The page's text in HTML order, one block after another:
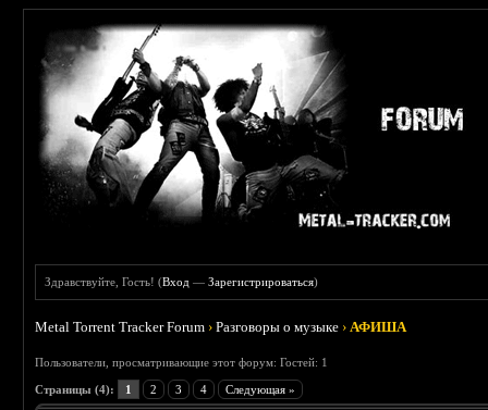
Здравствуйте, Гость! (Вход —Зарегистрироваться)
Metal Torrent Tracker Forum ›Разговоры о музыке ›АФИША
Пользователи, просматривающие этот форум: Гостей: 1
Страницы (4): 1 2 3 4 Следующая »